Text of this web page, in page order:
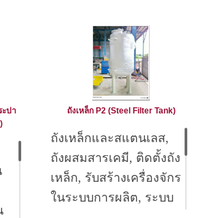
ะปา
ถังเหล็ก P2 (Steel Filter Tank)
ถังเหล็กและสแตนเลส,
ถังผสมสารเคมี, ติดตั้งถัง
เหล็ก, รับสร้างเครื่องจักร
ในระบบการผลิต, ระบบ